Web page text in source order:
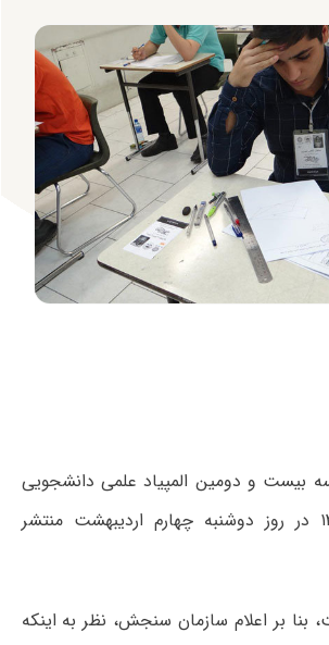
بیست و دومین المپیاد علمی دانشجویی
کشور در سال ۱۳۹۶ در روز دوشنبه چهارم اردیبهشت منتشر
بنا بر اعلام سازمان سنجش، نظر به اینکه